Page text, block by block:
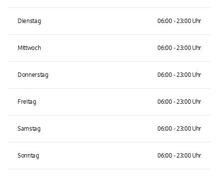
Dienstag 06:00 - 23:00 Uhr
Mittwoch 06:00 - 23:00 Uhr
Donnerstag 06:00 - 23:00 Uhr
Freitag 06:00 - 23:00 Uhr
Samstag 06:00 - 23:00 Uhr
Sonntag 06:00 - 23:00 Uhr